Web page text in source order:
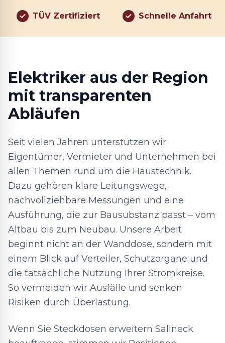
TÜV Zertifiziert Schnelle Anfahrt
Elektriker aus der Region
mit transparenten
Abläufen
Seit vielen Jahren unterstützen wir
Eigentümer, Vermieter und Unternehmen bei
allen Themen rund um die Haustechnik.
Dazu gehören klare Leitungswege,
nachvollziehbare Messungen und eine
Ausführung, die zur Bausubstanz passt – vom
Altbau bis zum Neubau. Unsere Arbeit
beginnt nicht an der Wanddose, sondern mit
einem Blick auf Verteiler, Schutzorgane und
die tatsächliche Nutzung Ihrer Stromkreise.
So vermeiden wir Ausfälle und senken
Risiken durch Überlastung.
Wenn Sie Steckdosen erweitern Sallneck